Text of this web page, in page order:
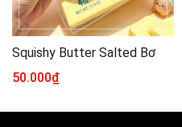
Squishy Butter Salted Bơ
50.000₫